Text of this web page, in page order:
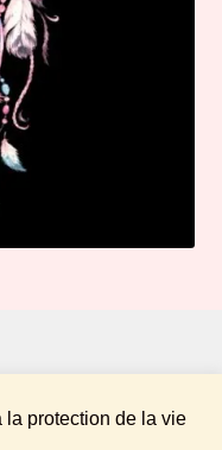
la protection de la vie